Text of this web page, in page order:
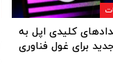
کلیدی اپل به
برای غول فناوری